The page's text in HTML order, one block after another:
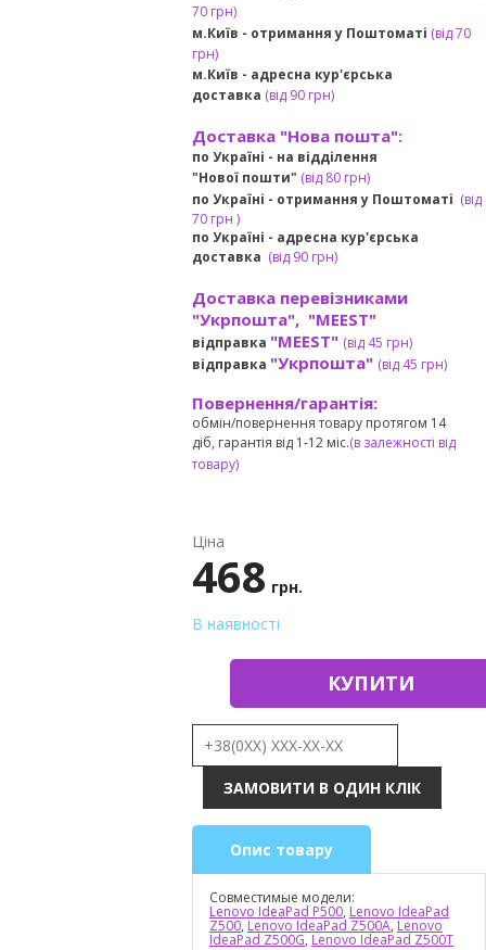
70 грн)
м.Київ - отримання у Поштоматі (від 70
грн)
м.Київ - адресна кур'єрська
доставка (від90 грн)
Доставка "Нова пошта":
по Україні - на відділення
"Нової пошти" (від 80 грн)
по Україні - отримання у Поштоматі (від
70 грн )
по Україні - адресна кур'єрська
доставка (від90 грн)
Доставка перевізниками
"Укрпошта", "MEEST"
відправка "MEEST" (від 45 грн)
відправка "Укрпошта" (від 45 грн)
Повернення/гарантія:
обмін/повернення товару протягом 14
діб, гарантія від 1-12 міс.(в залежності від
товару)
Ціна
468 грн.
В наявності
КУПИТИ
Опис товару
Совместимые модели:
Lenovo IdeaPad P500, Lenovo IdeaPad
Z500, Lenovo IdeaPad Z500A, Lenovo
IdeaPad Z500G, Lenovo IdeaPad Z500T